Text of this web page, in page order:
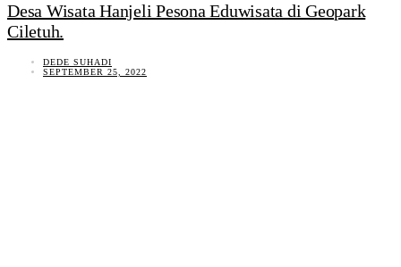
Desa Wisata Hanjeli Pesona Eduwisata di Geopark
Ciletuh.
DEDE SUHADI
SEPTEMBER 25, 2022